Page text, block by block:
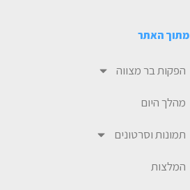
מתוך האתר
הפקות בר מצווה
מהלך היום
תמונות וסרטונים
המלצות